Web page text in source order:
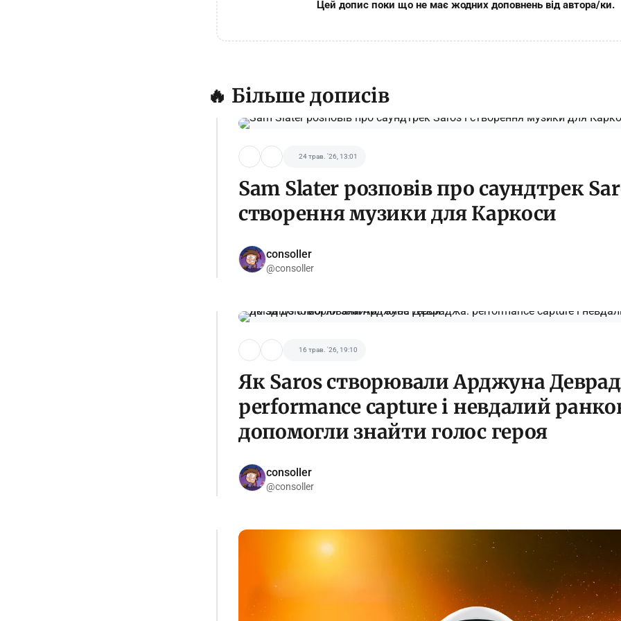
Цей допис поки що не має жодних доповнень від автора/ки.
🔥 Більше дописів
24 трав. '26, 13:01
Sam Slater розповів про саундтрек
створення музики для Каркоси
consoller
@consoller
16 трав. '26, 19:10
Як Saros створювали Арджуна
performance capture і невдалий
допомогли знайти голос героя
consoller
@consoller